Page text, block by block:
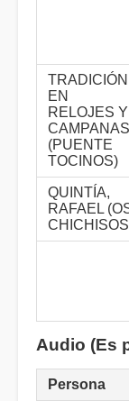
TRADICIÓN
EN
RELOJES Y
CAMPANAS
(PUENTE
TOCINOS)
QUINTÍA,
RAFAEL
Audio (Es
Persona